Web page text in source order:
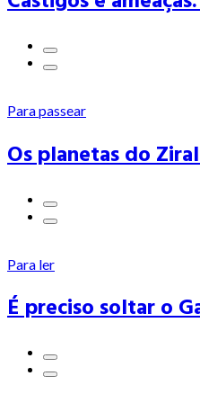
Para passear
Os planetas do
Para ler
É preciso soltar o